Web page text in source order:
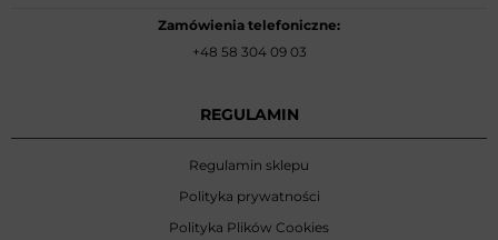
Zamówienia telefoniczne:
+48 58 304 09 03
REGULAMIN
Regulamin sklepu
Polityka prywatności
Polityka Plików Cookies